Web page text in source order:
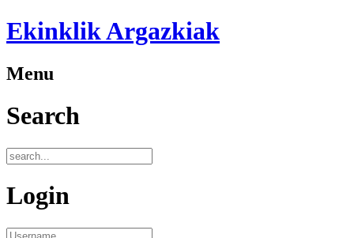
Ekinklik Argazkiak
Menu
Search
Login